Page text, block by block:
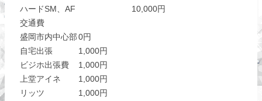
ハードSM、AF
10,000円
交通費
盛岡市内中心部0円
自宅出張
1,000円
ビジホ出張費
1,000円
上堂アイネ
1,000円
リッツ
1,000円